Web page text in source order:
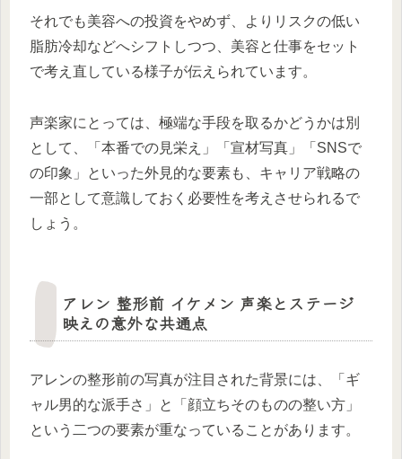
それでも美容への投資をやめず、よりリスクの低い
脂肪冷却などへシフトしつつ、美容と仕事をセット
で考え直している様子が伝えられています。
声楽家にとっては、極端な手段を取るかどうかは別
として、「本番での見栄え」「宣材写真」「SNSで
の印象」といった外見的な要素も、キャリア戦略の
一部として意識しておく必要性を考えさせられるで
しょう。
アレン 整形前 イケメン 声楽とステージ
映えの意外な共通点
アレンの整形前の写真が注目された背景には、「ギ
ャル男的な派手さ」と「顔立ちそのものの整い方」
という二つの要素が重なっていることがあります。